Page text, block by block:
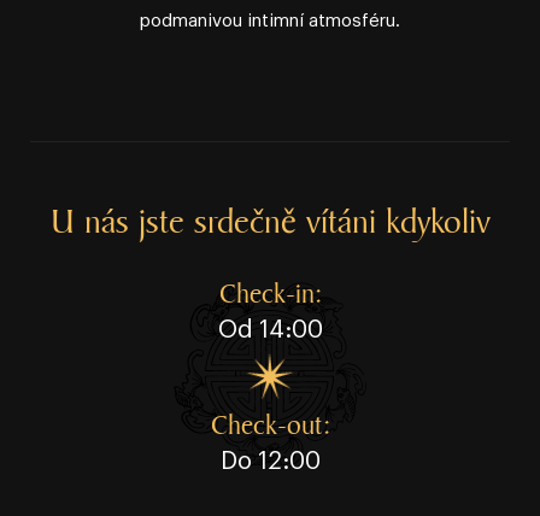
podmanivou intimní atmosféru.
U nás jste srdečně vítáni kdykoliv
Check⁠⁠⁠⁠⁠⁠⁠⁠⁠⁠⁠⁠⁠⁠⁠⁠⁠⁠⁠⁠⁠⁠⁠⁠⁠⁠⁠⁠⁠⁠⁠-⁠⁠⁠⁠⁠⁠⁠⁠⁠⁠⁠⁠⁠⁠⁠⁠⁠⁠⁠⁠⁠⁠⁠⁠⁠⁠⁠⁠⁠⁠⁠in:
Od 14:00
Check⁠⁠⁠⁠⁠⁠⁠⁠⁠⁠⁠⁠⁠⁠⁠⁠⁠⁠⁠⁠⁠⁠⁠⁠⁠⁠⁠⁠⁠⁠⁠-⁠⁠⁠⁠⁠⁠⁠⁠⁠⁠⁠⁠⁠⁠⁠⁠⁠⁠⁠⁠⁠⁠⁠⁠⁠⁠⁠⁠⁠⁠⁠out:
Do 12:00